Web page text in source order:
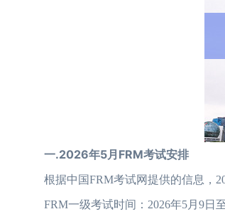
一.2026年5月FRM考试安排
根据中国FRM考试网提供的信息，
FRM一级考试时间：2026年5月9日至